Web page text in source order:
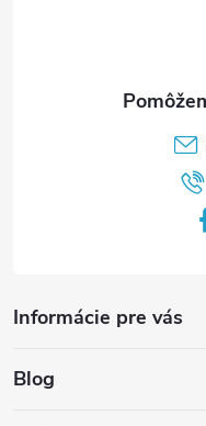
Informácie pre vás
Blog